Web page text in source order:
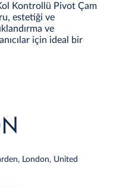
Kontrollü Pivot Çam
estetiği ve
ve
için ideal bir
London, United